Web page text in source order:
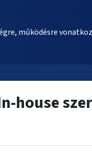
működésre
house